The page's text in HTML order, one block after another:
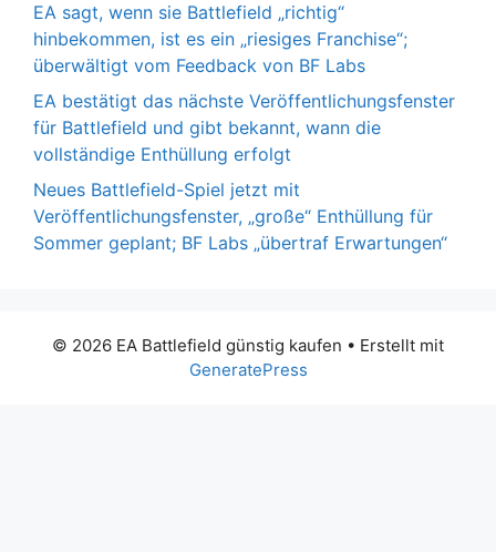
EA sagt, wenn sie Battlefield „richtig“
hinbekommen, ist es ein „riesiges Franchise“;
überwältigt vom Feedback von BF Labs
EA bestätigt das nächste Veröffentlichungsfenster
für Battlefield und gibt bekannt, wann die
vollständige Enthüllung erfolgt
Neues Battlefield-Spiel jetzt mit
Veröffentlichungsfenster, „große“ Enthüllung für
Sommer geplant; BF Labs „übertraf Erwartungen“
© 2026 EA Battlefield günstig kaufen • Erstellt mit
GeneratePress